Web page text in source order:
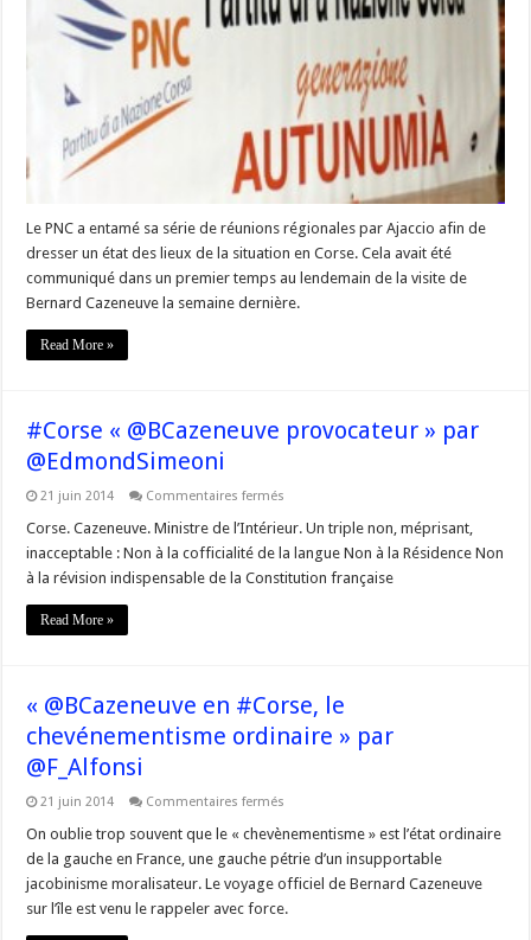
Partitu
di
Corsa
parking,
le
les
ministre
Le PNC a entamé sa série de réunions régionales par Ajaccio afin de
dresser un état des lieux de la situation en Corse. Cela avait été
communiqué dans un premier temps au lendemain de la visite de
Bernard Cazeneuve la semaine dernière.
Read More »
#Corse « @BCazeneuve provocateur » par
@EdmondSimeoni
21 juin 2014 Commentaires fermés
« @BCazeneuve
provocateur »
par
@EdmondSimeoni
Corse. Cazeneuve. Ministre de l’Intérieur. Un triple non, méprisant,
inacceptable : Non à la cofficialité de la langue Non à la Résidence Non
à la révision indispensable de la Constitution française
Read More »
« @BCazeneuve en #Corse, le
chevénementisme ordinaire » par
@F_Alfonsi
21 juin 2014 Commentaires fermés
en
le
chevénementisme
ordinaire »
par
On oublie trop souvent que le « chevènementisme » est l’état ordinaire
de la gauche en France, une gauche pétrie d’un insupportable
jacobinisme moralisateur. Le voyage officiel de Bernard Cazeneuve
sur l’île est venu le rappeler avec force.